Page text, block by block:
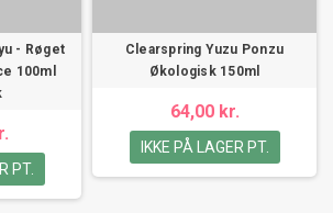
- Røget
100ml
PT.
Clearspring Yuzu Ponzu
Økologisk 150ml
64,00 kr.
IKKE PÅ LAGER PT.